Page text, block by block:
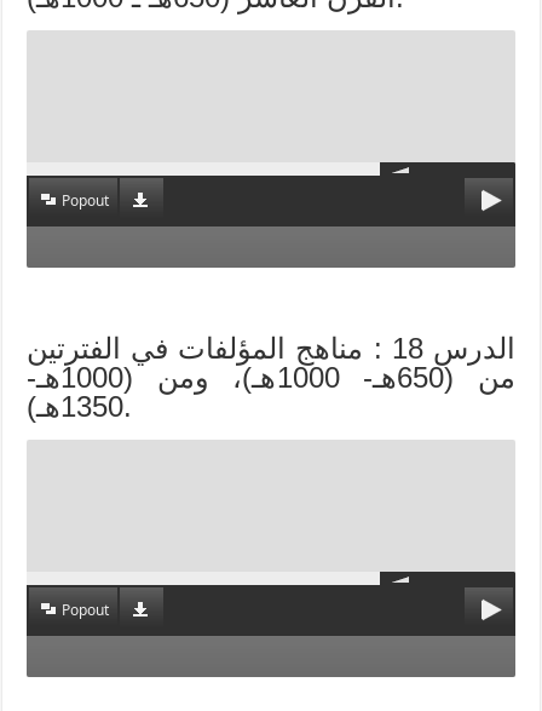
Popout
الدرس 18 : مناهج المؤلفات في الفترتين
من (650هـ- 1000هـ)، ومن (1000هـ-
1350هـ).
Popout